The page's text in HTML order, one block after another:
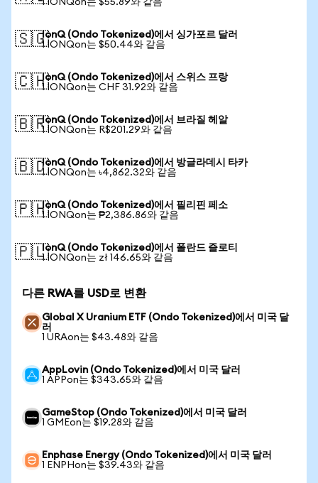
1 IONQon는 $55.89와 같음
🇸🇬IonQ (Ondo Tokenized)에서 싱가포르 달러
1 IONQon는 $50.44와 같음
🇨🇭IonQ (Ondo Tokenized)에서 스위스 프랑
1 IONQon는 CHF 31.92와 같음
🇧🇷IonQ (Ondo Tokenized)에서 브라질 헤알
1 IONQon는 R$201.29와 같음
🇧🇩IonQ (Ondo Tokenized)에서 방글라데시 타카
1 IONQon는 ৳4,862.32와 같음
🇵🇭IonQ (Ondo Tokenized)에서 필리핀 페소
1 IONQon는 ₱2,386.86와 같음
🇵🇱IonQ (Ondo Tokenized)에서 폴란드 즐로티
1 IONQon는 zł 146.65와 같음
다른 RWA를 USD로 변환
Global X Uranium ETF (Ondo Tokenized)에서 미국 달
러
1 URAon는 $43.48와 같음
AppLovin (Ondo Tokenized)에서 미국 달러
1 APPon는 $343.65와 같음
GameStop (Ondo Tokenized)에서 미국 달러
1 GMEon는 $19.28와 같음
Enphase Energy (Ondo Tokenized)에서 미국 달러
1 ENPHon는 $39.43와 같음